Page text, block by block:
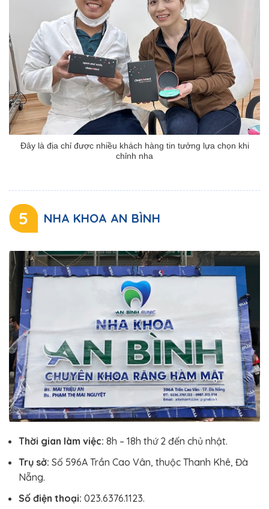
Đây là địa chỉ được nhiều khách hàng tin tưởng lựa chọn khi
chỉnh nha
5 NHA KHOA AN BÌNH
Thời gian làm việc: 8h – 18h thứ 2 đến chủ nhật.
Trụ sở: Số 596A Trần Cao Vân, thuộc Thanh Khê, Đà
Nẵng.
Số điện thoại: 023.6376.1123.